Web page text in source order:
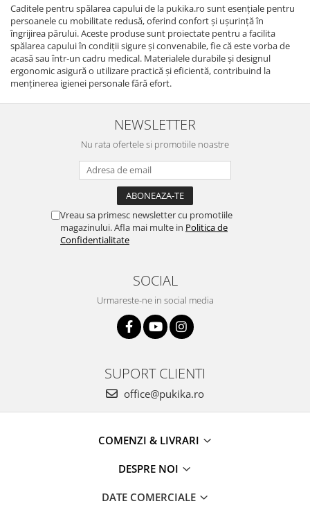
Caditele pentru spălarea capului de la pukika.ro sunt esențiale pentru
persoanele cu mobilitate redusă, oferind confort și ușurință în
îngrijirea părului. Aceste produse sunt proiectate pentru a facilita
spălarea capului în condiții sigure și convenabile, fie că este vorba de
acasă sau într-un cadru medical. Materialele durabile și designul
ergonomic asigură o utilizare practică și eficientă, contribuind la
menținerea igienei personale fără efort.
NEWSLETTER
Nu rata ofertele si promotiile noastre
Vreau sa primesc newsletter cu promotiile
magazinului. Afla mai multe in Politica de
Confidentialitate
SOCIAL
Urmareste-ne in social media
SUPORT CLIENTI
office@pukika.ro
COMENZI & LIVRARI
DESPRE NOI
DATE COMERCIALE